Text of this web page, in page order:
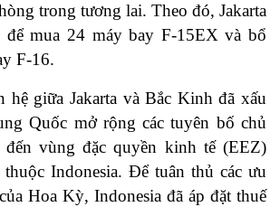
trong tương lai. Theo đó, Jakarta
để mua 24 máy bay F-15EX và bổ
F-16.
hệ giữa Jakarta và Bắc Kinh đã xấu
Quốc mở rộng các tuyên bố chủ
vùng đặc quyền kinh tế (EEZ)
thuộc Indonesia. Để tuân thủ các ưu
Hoa Kỳ, Indonesia đã áp đặt thuế